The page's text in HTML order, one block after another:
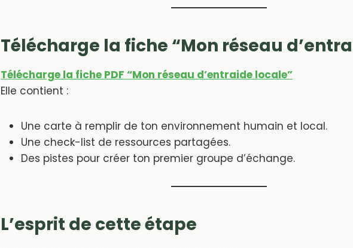
Télécharge la fiche “Mon réseau
Télécharge la fiche PDF “Mon réseau d’entraide locale”
Elle contient :
Une carte à remplir de ton environnement humain et local.
Une check-list de ressources partagées.
Des pistes pour créer ton premier groupe d’échange.
L’esprit de cette étape